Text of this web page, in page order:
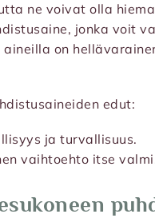
ne voivat olla
jonka voit
on
edut:
ja turvallisuus.
vaihtoehto itse